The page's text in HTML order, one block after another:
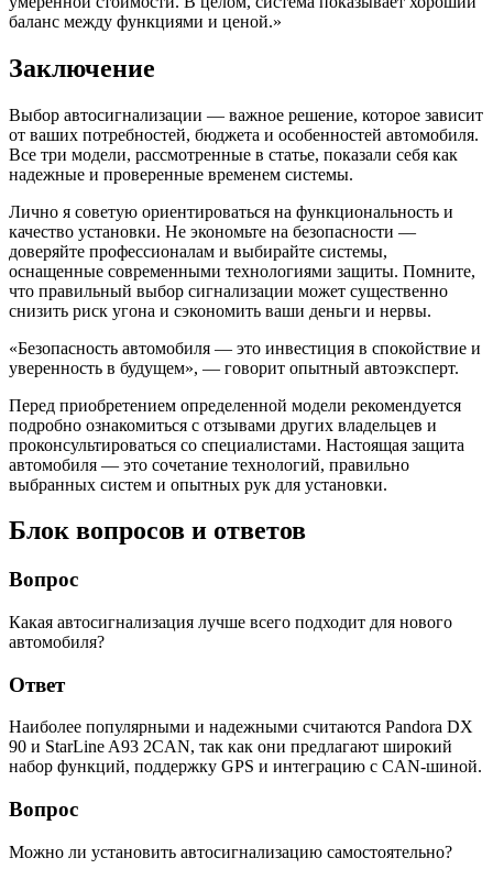
баланс между функциями и ценой.»
Заключение
Выбор автосигнализации — важное решение, которое зависит
от ваших потребностей, бюджета и особенностей автомобиля.
Все три модели, рассмотренные в статье, показали себя как
надежные и проверенные временем системы.
Лично я советую ориентироваться на функциональность и
качество установки. Не экономьте на безопасности —
доверяйте профессионалам и выбирайте системы,
оснащенные современными технологиями защиты. Помните,
что правильный выбор сигнализации может существенно
снизить риск угона и сэкономить ваши деньги и нервы.
«Безопасность автомобиля — это инвестиция в спокойствие и
уверенность в будущем», — говорит опытный автоэксперт.
Перед приобретением определенной модели рекомендуется
подробно ознакомиться с отзывами других владельцев и
проконсультироваться со специалистами. Настоящая защита
автомобиля — это сочетание технологий, правильно
выбранных систем и опытных рук для установки.
Блок вопросов и ответов
Вопрос
Какая автосигнализация лучше всего подходит для нового
автомобиля?
Ответ
Наиболее популярными и надежными считаются Pandora DX
90 и StarLine A93 2CAN, так как они предлагают широкий
набор функций, поддержку GPS и интеграцию с CAN-шиной.
Вопрос
Можно ли установить автосигнализацию самостоятельно?